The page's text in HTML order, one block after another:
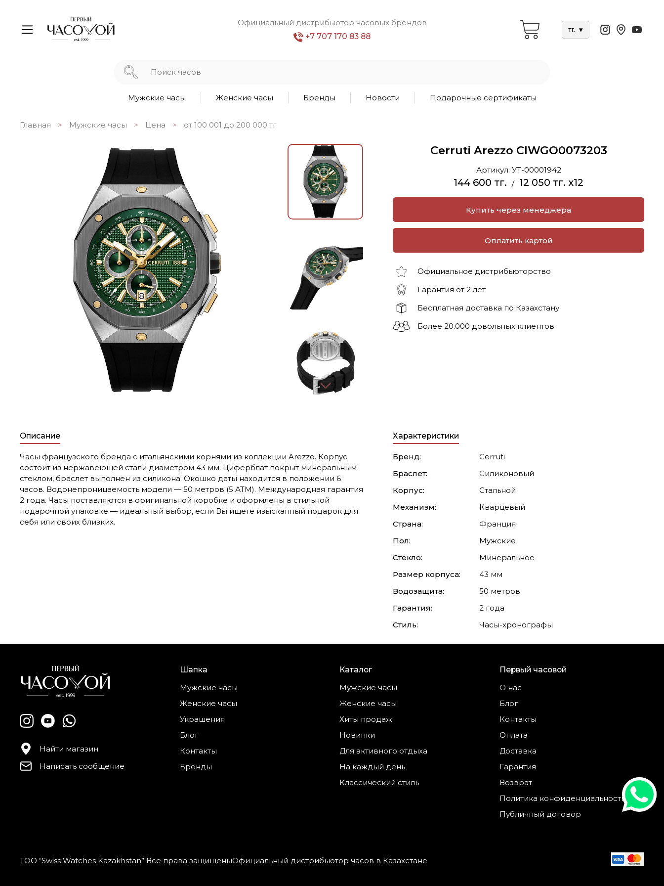
Официальный дистрибьютор часовых брендов
+7 707 170 83 88
тг. ▾
Мужские часы Женские часы Бренды Новости Подарочные сертификаты
Главная Мужские часы Цена от 100 001 до 200 000 тг
Cerruti Arezzo CIWGO0073203
Артикул: УТ-00001942
144 600 тг. / 12 050 тг. x12
Купить через менеджера
Оплатить картой
Официальное дистрибьюторство
Гарантия от 2 лет
Бесплатная доставка по Казахстану
Более 20.000 довольных клиентов
Описание
Часы французского бренда с итальянскими корнями из коллекции Arezzo. Корпус
состоит из нержавеющей стали диаметром 43 мм. Циферблат покрыт минеральным
стеклом, браслет выполнен из силикона. Окошко даты находится в положении 6
часов. Водонепроницаемость модели — 50 метров (5 АТМ). Международная гарантия
2 года. Часы поставляются в оригинальной коробке и оформлены в стильной
подарочной упаковке — идеальный выбор, если Вы ищете изысканный подарок для
себя или своих близких.
Характеристики
Бренд:
Cerruti
Браслет:
Силиконовый
Корпус:
Стальной
Механизм:
Кварцевый
Страна:
Франция
Пол:
Мужские
Стекло:
Минеральное
Размер корпуса:
43 мм
Водозащита:
50 метров
Гарантия:
2 года
Стиль:
Часы-хронографы
Найти магазин
Написать сообщение
Шапка
Мужские часы
Женские часы
Украшения
Блог
Контакты
Бренды
Каталог
Мужские часы
Женские часы
Хиты продаж
Новинки
Для активного отдыха
На каждый день
Классический стиль
Первый часовой
О нас
Блог
Контакты
Оплата
Доставка
Гарантия
Возврат
Политика конфиденциальности
Публичный договор
ТОО “Swiss Watches Kazakhstan” Все права защищеныОфициальный дистрибьютор часов в Казахстане